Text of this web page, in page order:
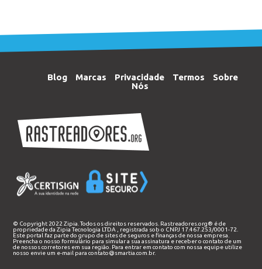
Blog Marcas Privacidade Termos
Sobre
Nós
© Copyright 2022 Zipia. Todos os direitos reservados. Rastreadores.org® é de
propriedade daZipia Tecnologia LTDA
, registrada sob o CNPJ 17.467.253/0001-72.
Este portal faz parte do grupo de sites de seguros e finanças de nossa empresa.
Preencha o nosso formulário para simular a sua assinatura e receber o contato de um
de nossos corretores em sua região. Para entrar em contato com nossa equipe utilize
nosso envie um e-mail paracontato@smartia.com.br.